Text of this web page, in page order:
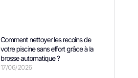
Comment nettoyer les recoins de
votre piscine sans effort grâce à la
brosse automatique ?
17/06/2026